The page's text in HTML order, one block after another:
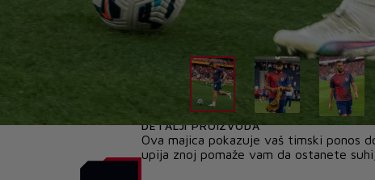
DETALJI PROIZVODA
Ova majica pokazuje vaš timski ponos
upija znoj pomaže vam da ostanete